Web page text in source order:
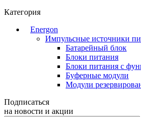
Категория
Energon
Импульсные источники
Батарейный блок
Блоки питания
Блоки питания с
Буферные модули
Модули
Подписаться
на новости и акции